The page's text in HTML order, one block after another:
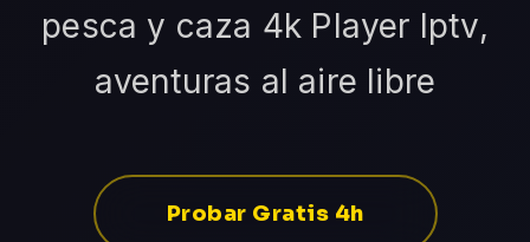
pesca y caza 4k Player Iptv,
aventuras al aire libre
Probar Gratis 4h